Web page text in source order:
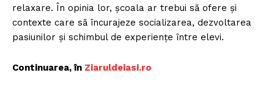
relaxare. În opinia lor, școala ar trebui să ofere și
contexte care să încurajeze socializarea, dezvoltarea
pasiunilor și schimbul de experiențe între elevi.
Continuarea, în Ziaruldeiasi.ro